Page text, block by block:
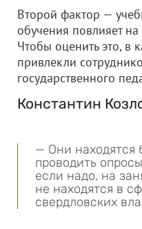
Второй фактор —
обучения повлияет
Чтобы оценить это, в
привлекли
государственного
Константин
— Они находятся
проводить
если надо, на
не находятся в
свердловских